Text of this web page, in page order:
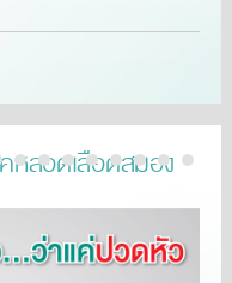
หลอดเลือดสมอง